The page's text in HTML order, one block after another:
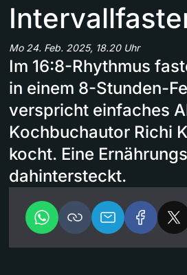
Mo 24. Feb. 2025, 18.20 Uhr
Im 16:8-Rhythmus
in einem 8-Stunden-
verspricht einfaches
Kochbuchautor Richi
kocht. Eine
dahintersteckt.